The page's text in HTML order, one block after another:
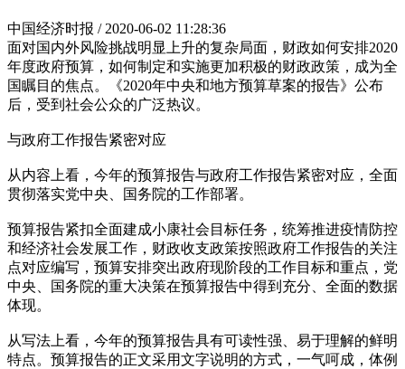
中国经济时报 / 2020-06-02 11:28:36
面对国内外风险挑战明显上升的复杂局面，财政如何安排2020
年度政府预算，如何制定和实施更加积极的财政政策，成为全
国瞩目的焦点。《2020年中央和地方预算草案的报告》公布
后，受到社会公众的广泛热议。
与政府工作报告紧密对应
从内容上看，今年的预算报告与政府工作报告紧密对应，全面
贯彻落实党中央、国务院的工作部署。
预算报告紧扣全面建成小康社会目标任务，统筹推进疫情防控
和经济社会发展工作，财政收支政策按照政府工作报告的关注
点对应编写，预算安排突出政府现阶段的工作目标和重点，党
中央、国务院的重大决策在预算报告中得到充分、全面的数据
体现。
从写法上看，今年的预算报告具有可读性强、易于理解的鲜明
特点。预算报告的正文采用文字说明的方式，一气呵成，体例